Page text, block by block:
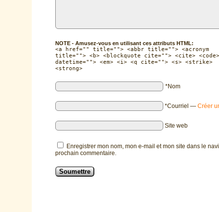
NOTE - Amusez-vous en utilisant ces attributs HTML:
<a href="" title=""> <abbr title=""> <acronym
title=""> <b> <blockquote cite=""> <cite>
datetime=""> <em> <i> <q cite=""> <s> <strike>
<strong>
*Nom
*Courriel — Créer
Site web
Enregistrer mon nom, mon e-mail et mon site dans le
prochain commentaire.